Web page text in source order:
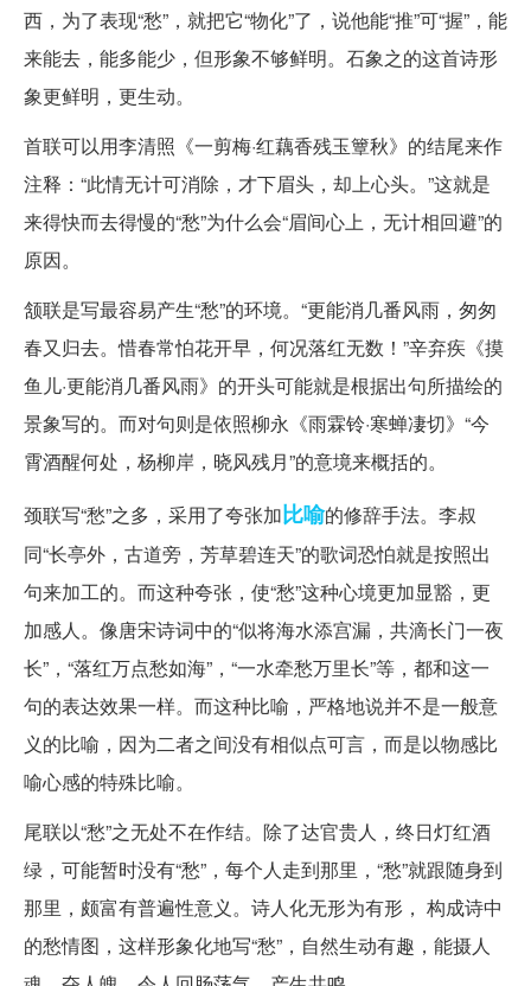
西，为了表现“愁”，就把它“物化”了，说他能“推”可“握”，能
来能去，能多能少，但形象不够鲜明。石象之的这首诗形
象更鲜明，更生动。
首联可以用李清照《一剪梅·红藕香残玉簟秋》的结尾来作
注释：“此情无计可消除，才下眉头，却上心头。”这就是
来得快而去得慢的“愁”为什么会“眉间心上，无计相回避”的
原因。
颔联是写最容易产生“愁”的环境。“更能消几番风雨，匆匆
春又归去。惜春常怕花开早，何况落红无数！”辛弃疾《摸
鱼儿·更能消几番风雨》的开头可能就是根据出句所描绘的
景象写的。而对句则是依照柳永《雨霖铃·寒蝉凄切》“今
霄酒醒何处，杨柳岸，晓风残月”的意境来概括的。
颈联写“愁”之多，采用了夸张加比喻的修辞手法。李叔
同“长亭外，古道旁，芳草碧连天”的歌词恐怕就是按照出
句来加工的。而这种夸张，使“愁”这种心境更加显豁，更
加感人。像唐宋诗词中的“似将海水添宫漏，共滴长门一夜
长”，“落红万点愁如海”，“一水牵愁万里长”等，都和这一
句的表达效果一样。而这种比喻，严格地说并不是一般意
义的比喻，因为二者之间没有相似点可言，而是以物感比
喻心感的特殊比喻。
尾联以“愁”之无处不在作结。除了达官贵人，终日灯红酒
绿，可能暂时没有“愁”，每个人走到那里，“愁”就跟随身到
那里，颇富有普遍性意义。诗人化无形为有形， 构成诗中
的愁情图，这样形象化地写“愁”，自然生动有趣，能摄人